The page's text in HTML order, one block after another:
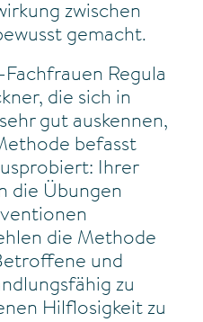
zwischen
gemacht.
Regula
die sich in
gut auskennen,
befasst
Ihrer
die Übungen
die Methode
und
zu
Hilflosigkeit zu